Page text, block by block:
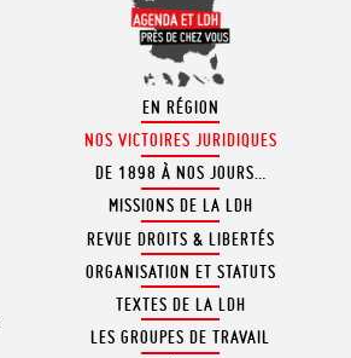
EN RÉGION
NOS VICTOIRES JURIDIQUES
DE 1898 À NOS JOURS…
MISSIONS DE LA LDH
REVUE DROITS & LIBERTÉS
ORGANISATION ET STATUTS
TEXTES DE LA LDH
LES GROUPES DE TRAVAIL